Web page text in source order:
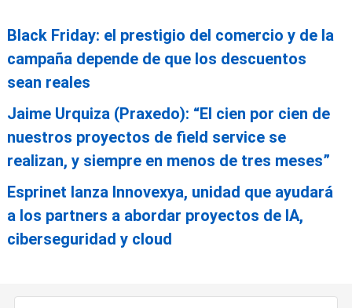
Black Friday: el prestigio del comercio y de la
campaña depende de que los descuentos
sean reales
Jaime Urquiza (Praxedo): “El cien por cien de
nuestros proyectos de field service se
realizan, y siempre en menos de tres meses”
Esprinet lanza Innovexya, unidad que ayudará
a los partners a abordar proyectos de IA,
ciberseguridad y cloud